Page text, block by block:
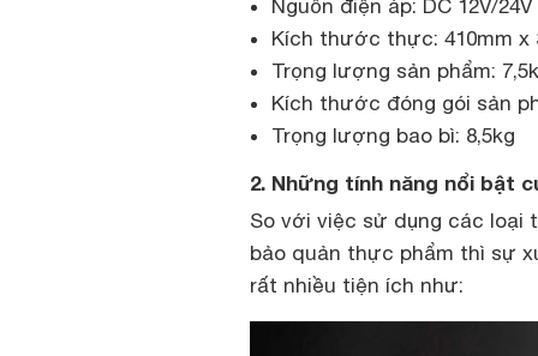
Nguồn điện áp: DC 12V/24V
Kích thước thực: 410mm x
Trọng lượng sản phẩm:
Kích thước đóng gói sản
Trọng lượng bao bì: 8,5kg
2. Những tính năng nổi bật
So với việc sử dụng các
bảo quản thực phẩm thì sự
rất nhiều tiện ích như: